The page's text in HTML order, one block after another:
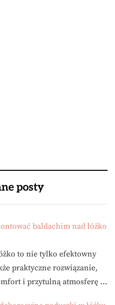
posty
baldachim nad łóżko
to nie tylko efektowny
praktyczne rozwiązanie,
i przytulną atmosferę …